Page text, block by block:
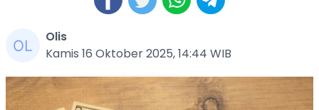
Olis
Kamis 16 Oktober 2025, 14:44 WIB